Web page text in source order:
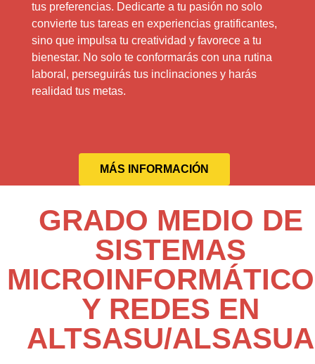
tus preferencias. Dedicarte a tu pasión no solo
convierte tus tareas en experiencias gratificantes,
sino que impulsa tu creatividad y favorece a tu
bienestar. No solo te conformarás con una rutina
laboral, perseguirás tus inclinaciones y harás
realidad tus metas.
MÁS INFORMACIÓN
GRADO MEDIO DE
SISTEMAS
Y REDES EN
ALTSASU/ALSASUA